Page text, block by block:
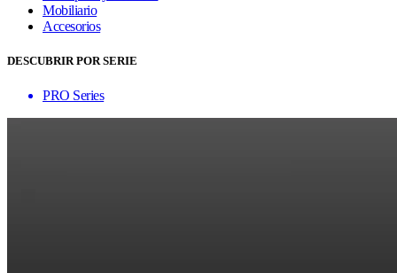
Mobiliario
Accesorios
DESCUBRIR POR SERIE
PRO Series